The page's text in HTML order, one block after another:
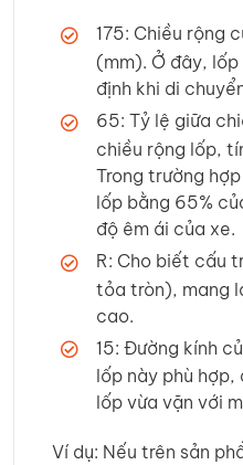
175: Chiều rộng
(mm). Ở đây, lốp
định khi di
65: Tỷ lệ giữa
chiều rộng lốp,
Trong trường
lốp bằng 65%
độ êm ái của xe.
R: Cho biết cấu
tỏa tròn), mang
cao.
15: Đường kính
lốp này phù
lốp vừa vặn với
Ví dụ: Nếu trên sản